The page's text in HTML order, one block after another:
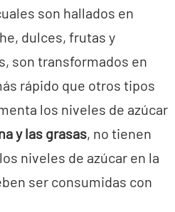
son hallados en
dulces, frutas y
son transformados en
rápido que otros tipos
los niveles de azúcar
y las grasas, no tienen
niveles de azúcar en la
ser consumidas con